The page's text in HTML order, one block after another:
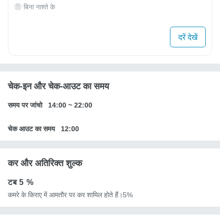
बिना नाश्ते के
दरें देखें
चेक-इन और चेक-आउट का समय
समय पर जांचो 14:00 ~ 22:00
चेक आउट का समय 12:00
कर और अतिरिक्त शुल्क
टब5 %
कमरे के किराए में आमतौर पर कर शामिल होते हैं।5%